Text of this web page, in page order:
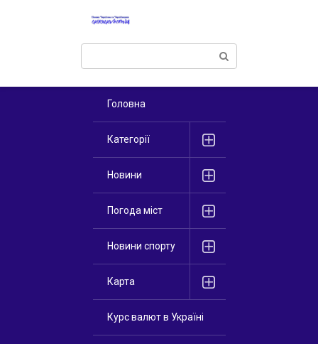
Поиск:
Головна
Категорії
Новини
Погода міст
Новини спорту
Карта
Курс валют в Україні